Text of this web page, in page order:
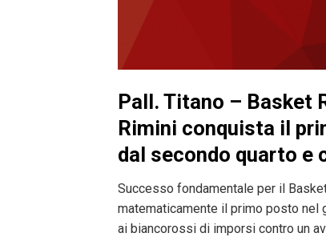
Pall. Titano – Basket
Rimini conquista il
dal secondo quarto
Successo fondamentale per il
matematicamente il primo posto nel
ai biancorossi di imporsi contro un